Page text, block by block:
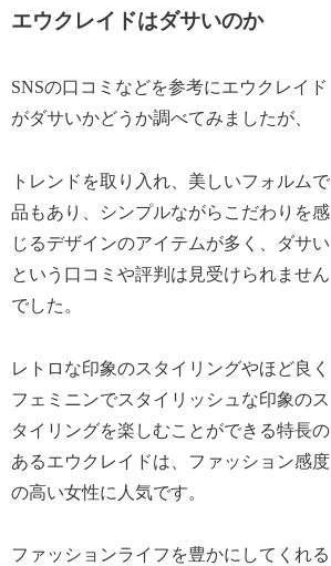
エウクレイドはダサいのか
SNSの口コミなどを参考にエウクレイド
がダサいかどうか調べてみましたが、
トレンドを取り入れ、美しいフォルムで
品もあり、シンプルながらこだわりを感
じるデザインのアイテムが多く、ダサい
という口コミや評判は見受けられません
でした。
レトロな印象のスタイリングやほど良く
フェミニンでスタイリッシュな印象のス
タイリングを楽しむことができる特長の
あるエウクレイドは、ファッション感度
の高い女性に人気です。
ファッションライフを豊かにしてくれる